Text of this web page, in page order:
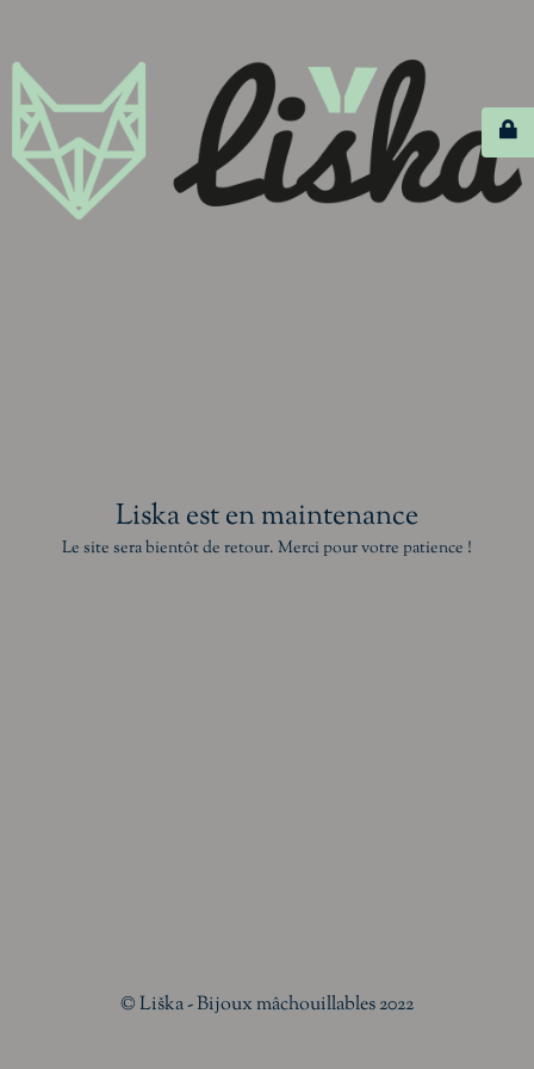
Liska est en maintenance
Le site sera bientôt de retour. Merci pour votre patience !
© Liška - Bijoux mâchouillables 2022